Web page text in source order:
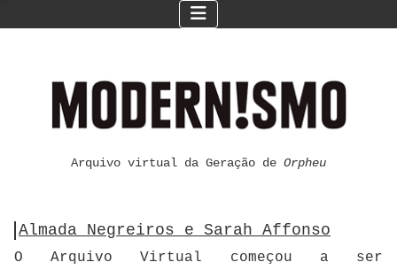
Arquivo virtual da Geração de Orpheu
Almada Negreiros e Sarah Affonso
O Arquivo Virtual começou a ser